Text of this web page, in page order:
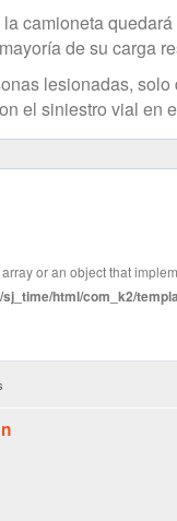
camioneta
de su carga
lesionadas,
el siniestro vial en
or an object that
html/com_k2/